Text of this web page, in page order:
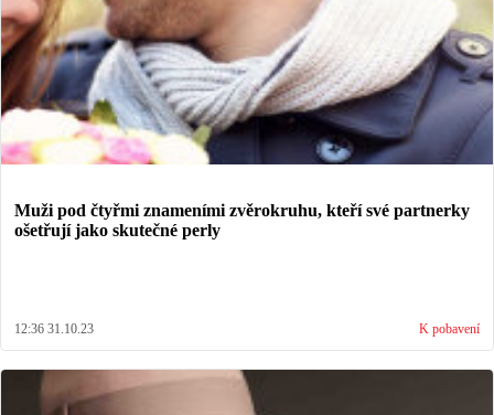
Muži pod čtyřmi znameními zvěrokruhu, kteří své partnerky
ošetřují jako skutečné perly
12:36 31.10.23 K pobavení